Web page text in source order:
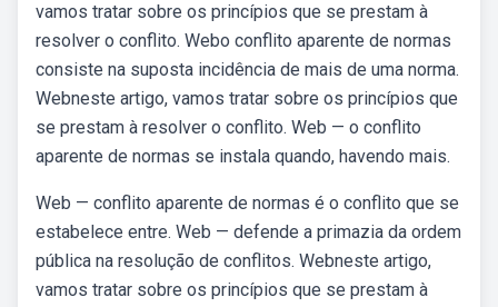
vamos tratar sobre os princípios que se prestam à
resolver o conflito. Webo conflito aparente de normas
consiste na suposta incidência de mais de uma norma.
Webneste artigo, vamos tratar sobre os princípios que
se prestam à resolver o conflito. Web — o conflito
aparente de normas se instala quando, havendo mais.
Web — conflito aparente de normas é o conflito que se
estabelece entre. Web — defende a primazia da ordem
pública na resolução de conflitos. Webneste artigo,
vamos tratar sobre os princípios que se prestam à